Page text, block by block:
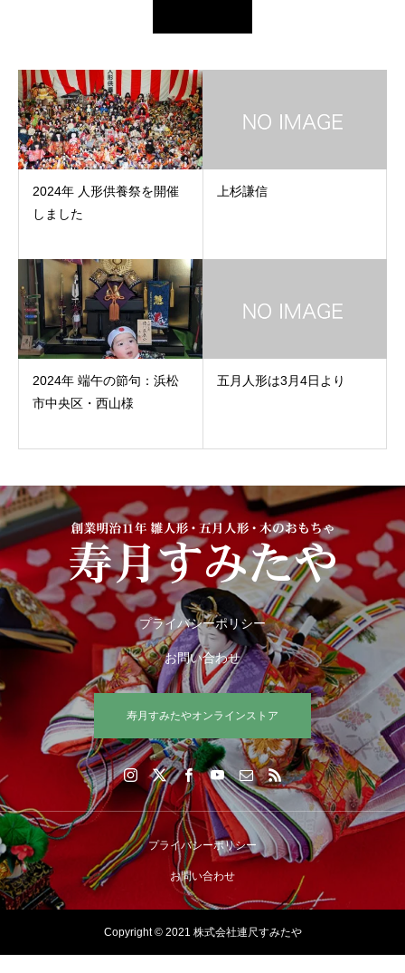
2024年 人形供養祭を開催
しました
上杉謙信
2024年 端午の節句：浜松
市中央区・西山様
五月人形は3月4日より
プライバシーポリシー
お問い合わせ
寿月すみたやオンラインストア
プライバシーポリシー
お問い合わせ
Copyright © 2021 株式会社連尺すみたや